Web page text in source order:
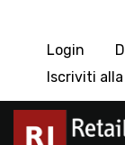
Login
Iscriviti